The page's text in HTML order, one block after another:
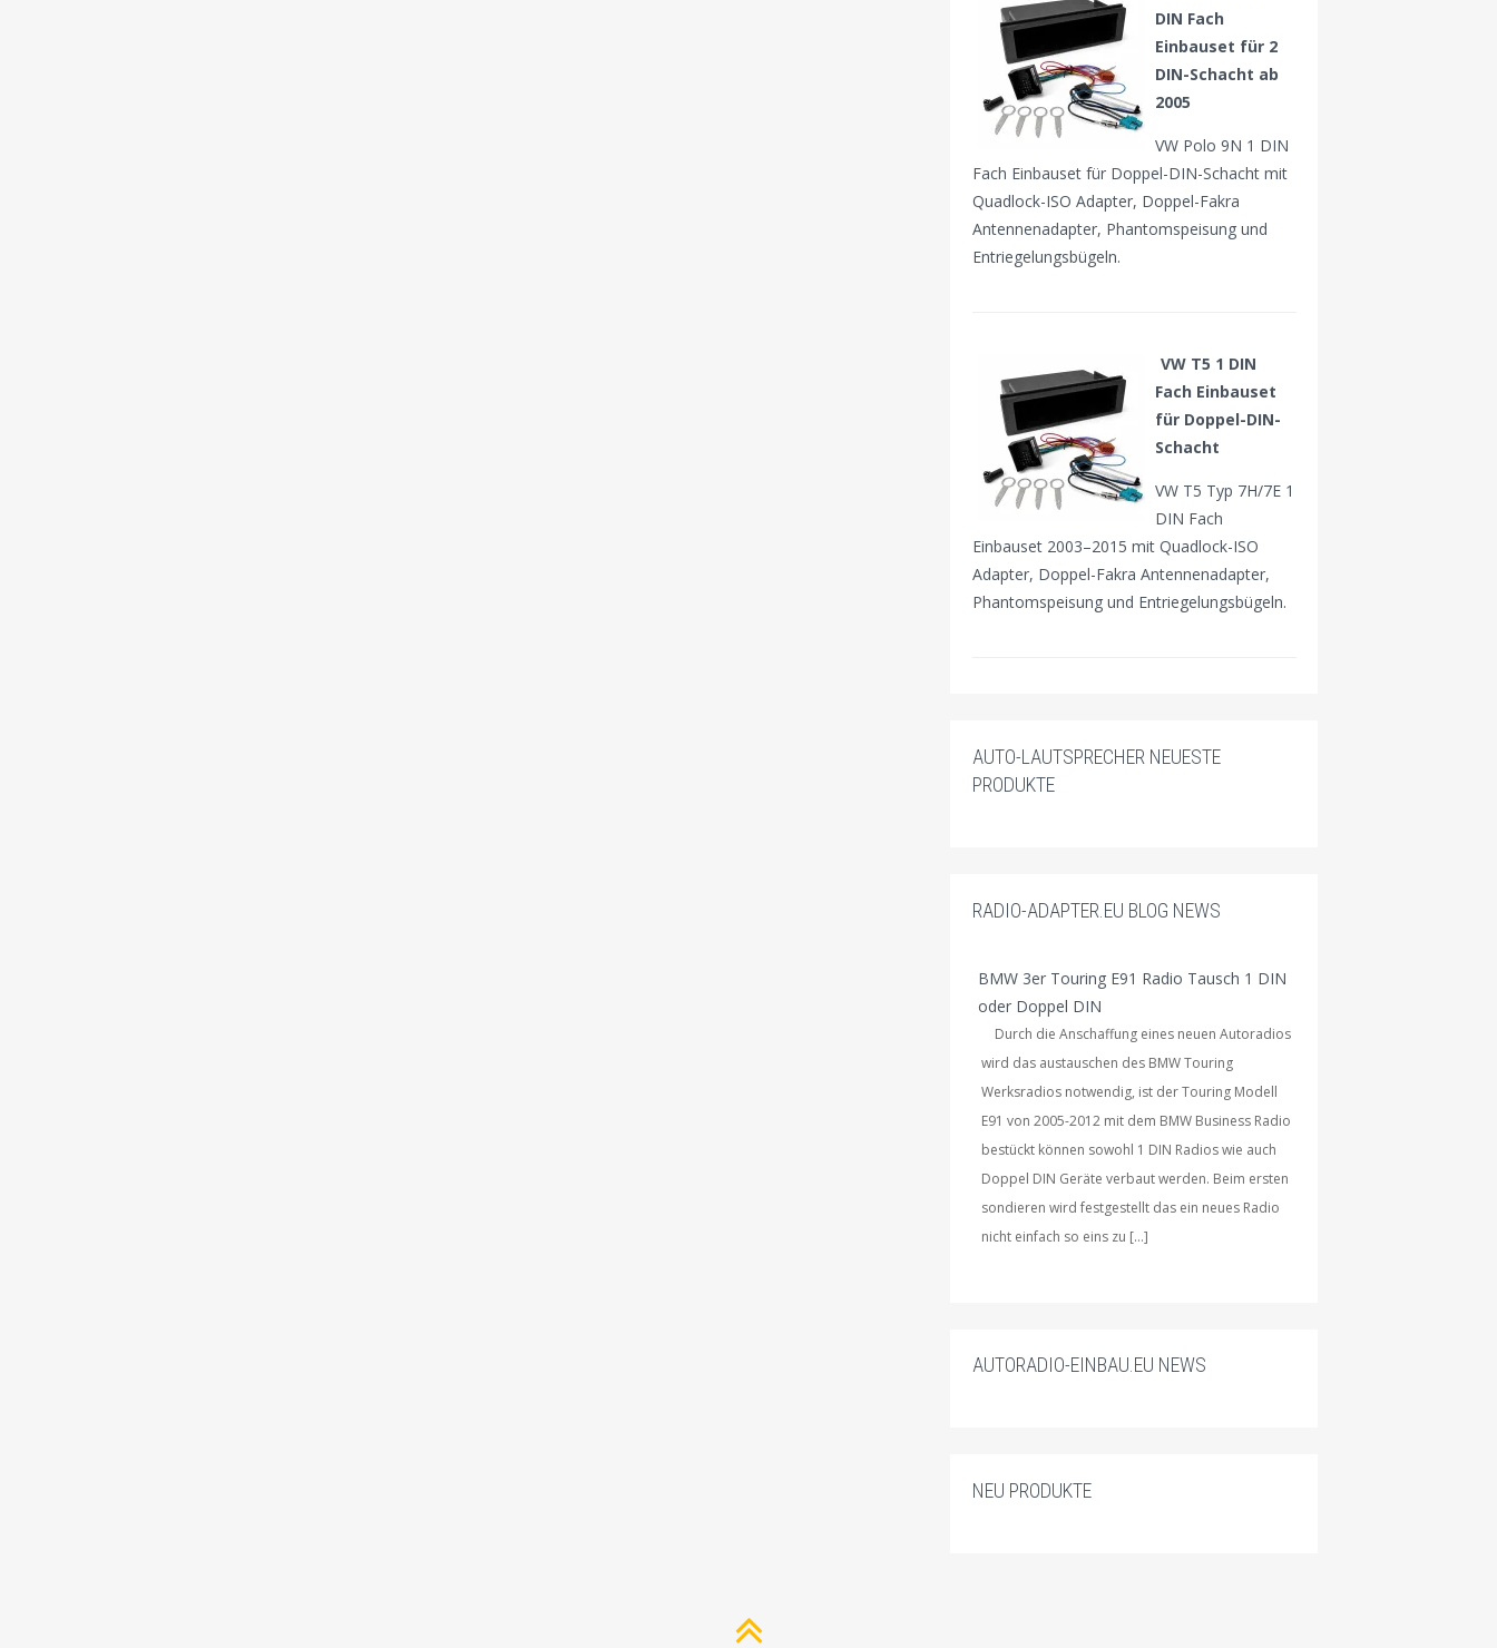
DIN Fach
Einbauset für 2
DIN-Schacht ab
2005
VW Polo 9N 1 DIN
Fach Einbauset für Doppel-DIN-Schacht mit
Quadlock-ISO Adapter, Doppel-Fakra
Antennenadapter, Phantomspeisung und
Entriegelungsbügeln.
VW T5 1 DIN
Fach Einbauset
für Doppel-DIN-
Schacht
VW T5 Typ 7H/7E 1
DIN Fach
Einbauset 2003–2015 mit Quadlock-ISO
Adapter, Doppel-Fakra Antennenadapter,
Phantomspeisung und Entriegelungsbügeln.
AUTO-LAUTSPRECHER NEUESTE
PRODUKTE
RADIO-ADAPTER.EU BLOG NEWS
BMW 3er Touring E91 Radio Tausch 1 DIN
oder Doppel DIN
Durch die Anschaffung eines neuen Autoradios
wird das austauschen des BMW Touring
Werksradios notwendig, ist der Touring Modell
E91 von 2005-2012 mit dem BMW Business Radio
bestückt können sowohl 1 DIN Radios wie auch
Doppel DIN Geräte verbaut werden. Beim ersten
sondieren wird festgestellt das ein neues Radio
nicht einfach so eins zu […]
AUTORADIO-EINBAU.EU NEWS
NEU PRODUKTE